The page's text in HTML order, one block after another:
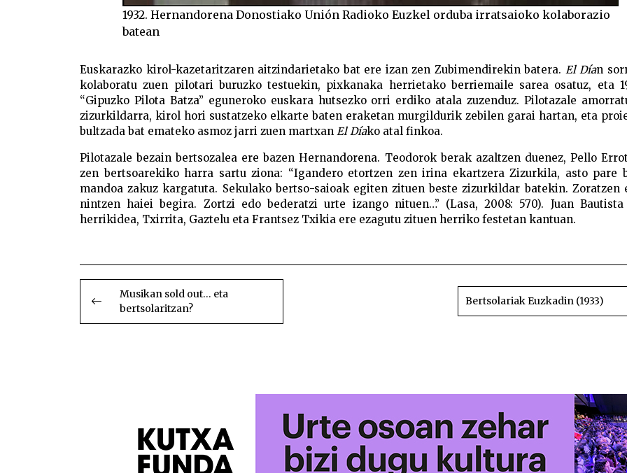
1932. Hernandorena Donostiako Unión Radioko Euzkel orduba irratsaioko kolaborazio
batean
Euskarazko kirol-kazetaritzaren aitzindarietako bat ere izan zen Zubimendirekin batera. El Dían
kolaboratu zuen pilotari buruzko testuekin, pixkanaka herrietako berriemaile sarea osatuz, eta
“Gipuzko Pilota Batza” eguneroko euskara hutsezko orri erdiko atala zuzenduz. Pilotazale
zizurkildarra, kirol hori sustatzeko elkarte baten eraketan murgildurik zebilen garai hartan, eta
bultzada bat emateko asmoz jarri zuen martxan El Díako atal finkoa.
Pilotazale bezain bertsozalea ere bazen Hernandorena. Teodorok berak azaltzen duenez, Pello
zen bertsoarekiko harra sartu ziona: “Igandero etortzen zen irina ekartzera Zizurkila, asto pare
mandoa zakuz kargatuta. Sekulako bertso-saioak egiten zituen beste zizurkildar batekin. Zoratzen
nintzen haiei begira. Zortzi edo bederatzi urte izango nituen…” (Lasa, 2008: 570). Juan Bautista
herrikidea, Txirrita, Gaztelu eta Frantsez Txikia ere ezagutu zituen herriko festetan kantuan.
BIDALKETETAN
ZEHAR
NABIGATU
Musikan sold out… eta
bertsolaritzan?
Bertsolariak Euzkadin (1933)